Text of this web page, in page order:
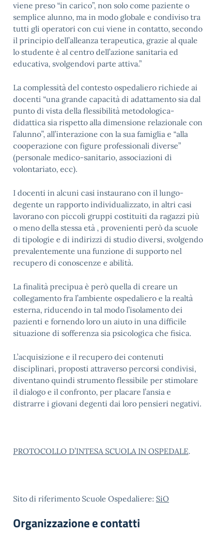
viene preso “in carico”, non solo come paziente o
semplice alunno, ma in modo globale e condiviso tra
tutti gli operatori con cui viene in contatto, secondo
il principio dell’alleanza terapeutica, grazie al quale
lo studente è al centro dell’azione sanitaria ed
educativa, svolgendovi parte attiva.”
La complessità del contesto ospedaliero richiede ai
docenti “una grande capacità di adattamento sia dal
punto di vista della flessibilità metodologica-
didattica sia rispetto alla dimensione relazionale con
l’alunno”, all’interazione con la sua famiglia e “alla
cooperazione con figure professionali diverse”
(personale medico-sanitario, associazioni di
volontariato, ecc).
I docenti in alcuni casi instaurano con il lungo-
degente un rapporto individualizzato, in altri casi
lavorano con piccoli gruppi costituiti da ragazzi più
o meno della stessa età , provenienti però da scuole
di tipologie e di indirizzi di studio diversi, svolgendo
prevalentemente una funzione di supporto nel
recupero di conoscenze e abilità.
La finalità precipua è però quella di creare un
collegamento fra l’ambiente ospedaliero e la realtà
esterna, riducendo in tal modo l’isolamento dei
pazienti e fornendo loro un aiuto in una difficile
situazione di sofferenza sia psicologica che fisica.
L’acquisizione e il recupero dei contenuti
disciplinari, proposti attraverso percorsi condivisi,
diventano quindi strumento flessibile per stimolare
il dialogo e il confronto, per placare l’ansia e
distrarre i giovani degenti dai loro pensieri negativi.
PROTOCOLLO D’INTESA SCUOLA IN OSPEDALE.
Sito di riferimento Scuole Ospedaliere: SiO
Organizzazione e contatti